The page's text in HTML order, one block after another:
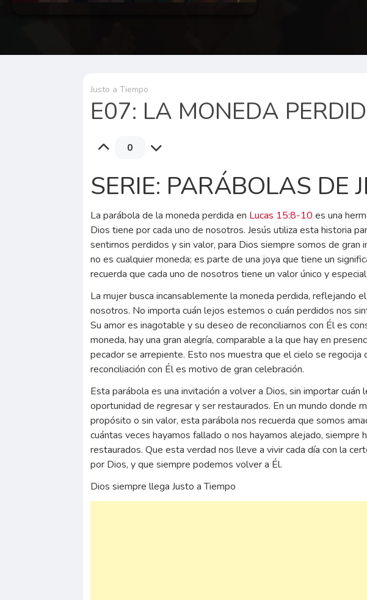
Justo a Tiempo
E07: LA MONEDA
0
SERIE: PARÁBOLAS DE
La parábola de la moneda perdida en Lucas 15:8-10 es una
Dios tiene por cada uno de nosotros. Jesús utiliza esta historia
sentirnos perdidos y sin valor, para Dios siempre somos de gran
no es cualquier moneda; es parte de una joya que tiene un
recuerda que cada uno de nosotros tiene un valor único y
La mujer busca incansablemente la moneda perdida, reflejando
nosotros. No importa cuán lejos estemos o cuán perdidos nos
Su amor es inagotable y su deseo de reconciliarnos con Él es
moneda, hay una gran alegría, comparable a la que hay en
pecador se arrepiente. Esto nos muestra que el cielo se regocija
reconciliación con Él es motivo de gran celebración.
Esta parábola es una invitación a volver a Dios, sin importar
oportunidad de regresar y ser restaurados. En un mundo donde
propósito o sin valor, esta parábola nos recuerda que somos
cuántas veces hayamos fallado o nos hayamos alejado, siempre
restaurados. Que esta verdad nos lleve a vivir cada día con la
por Dios, y que siempre podemos volver a Él.
Dios siempre llega Justo a Tiempo